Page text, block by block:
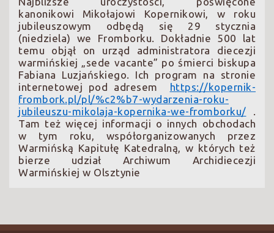
kanonikowi Mikołajowi Kopernikowi, w roku
jubileuszowym odbędą się 29 stycznia
(niedziela) we Fromborku. Dokładnie 500 lat
temu objął on urząd administratora diecezji
warmińskiej „sede vacante” po śmierci biskupa
Fabiana Luzjańskiego. Ich program na stronie
internetowej pod adresem https://kopernik-
frombork.pl/pl/%c2%b7-wydarzenia-roku-
jubileuszu-mikolaja-kopernika-we-fromborku/ .
Tam też więcej informacji o innych obchodach
w tym roku, współorganizowanych przez
Warmińską Kapitułę Katedralną, w których też
bierze udział Archiwum Archidiecezji
Warmińskiej w Olsztynie